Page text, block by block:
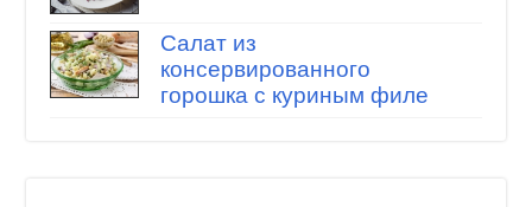
Салат из
консервированного
горошка с куриным филе